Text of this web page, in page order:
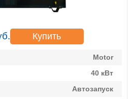
Купить
Motor
40 кВт
Автозапуск